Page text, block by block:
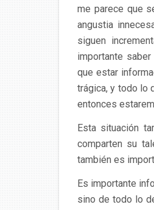
me parece que
angustia
siguen
importante
que estar
trágica, y todo lo
entonces
Esta situación
comparten su
también es
Es importante
sino de todo lo